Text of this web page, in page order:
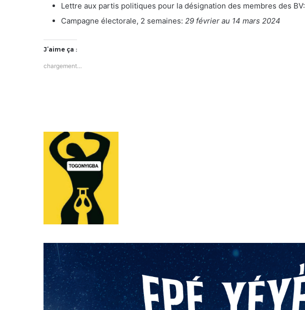
Lettre aux partis politiques pour la désignation des membres des BV:
Campagne électorale, 2 semaines: 29 février au 14 mars 2024
J’aime ça :
chargement…